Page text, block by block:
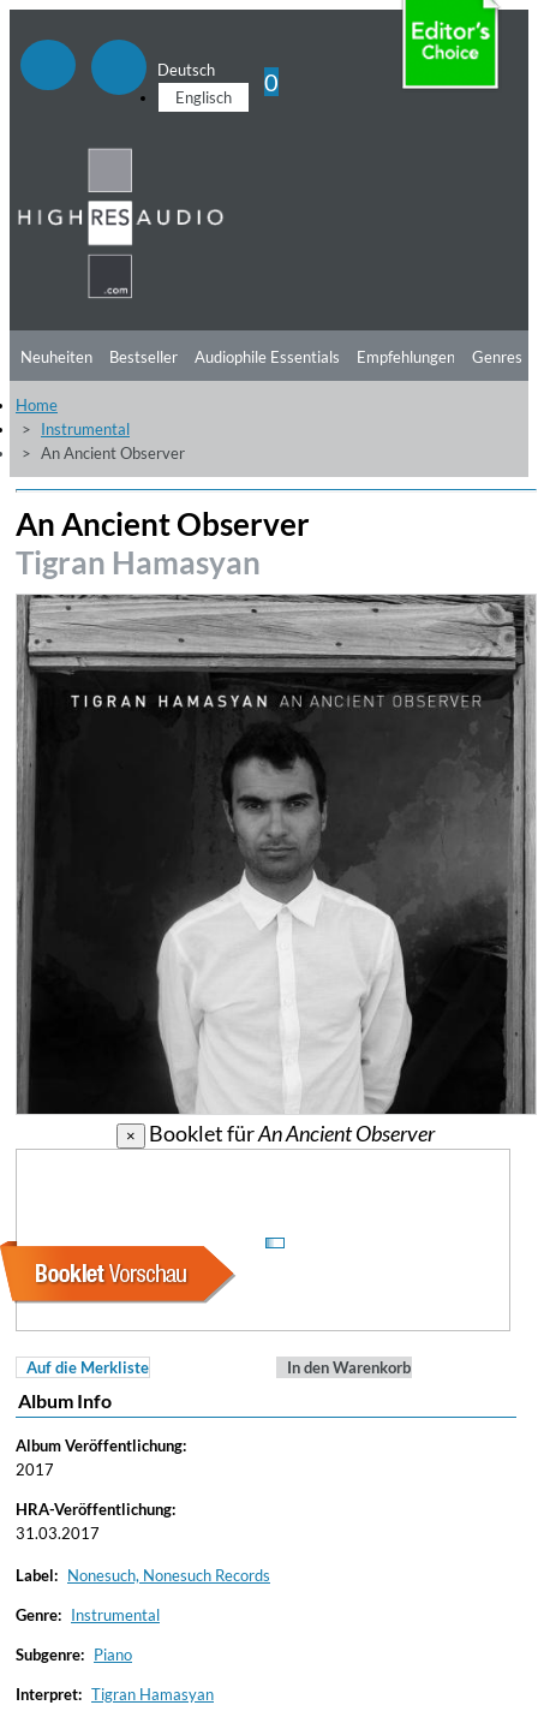
Deutsch
Englisch
0
Neuheiten Bestseller Audiophile Essentials Empfehlungen
Hörtipps
Videos
Genres
Home
Instrumental
An Ancient Observer
An Ancient Observer
Tigran Hamasyan
× Booklet fürAn Ancient Observer
Auf die Merkliste In den Warenkorb
Album Info
Album Veröffentlichung:
2017
HRA-Veröffentlichung:
31.03.2017
Label: Nonesuch, Nonesuch Records
Genre: Instrumental
Subgenre: Piano
Interpret: Tigran Hamasyan